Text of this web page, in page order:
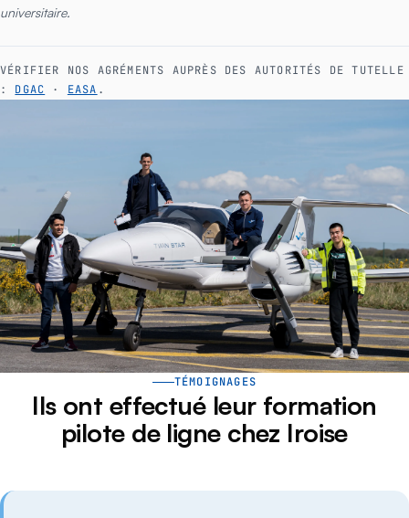
universitaire.
VÉRIFIER NOS AGRÉMENTS AUPRÈS DES AUTORITÉS DE TUTELLE
: DGAC · EASA .
TÉMOIGNAGES
Ils ont effectué leur formation
pilote de ligne chez Iroise